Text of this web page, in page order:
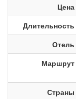
Цена
Длительность
Отель
Маршрут
Страны